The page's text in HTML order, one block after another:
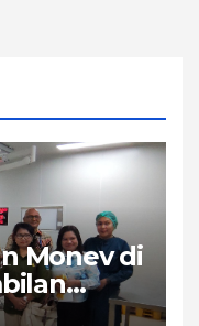
Monev di
Naik